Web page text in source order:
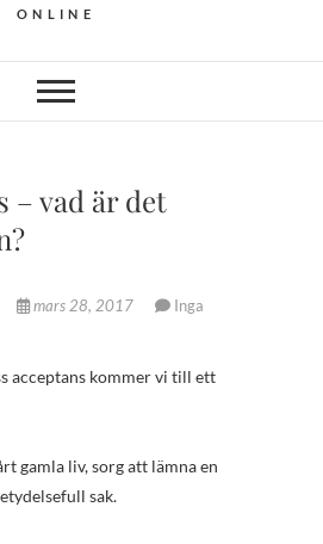
ONLINE
– vad är det
mars 28, 2017
Inga
acceptans kommer vi till ett
gamla liv, sorg att lämna en
sak.